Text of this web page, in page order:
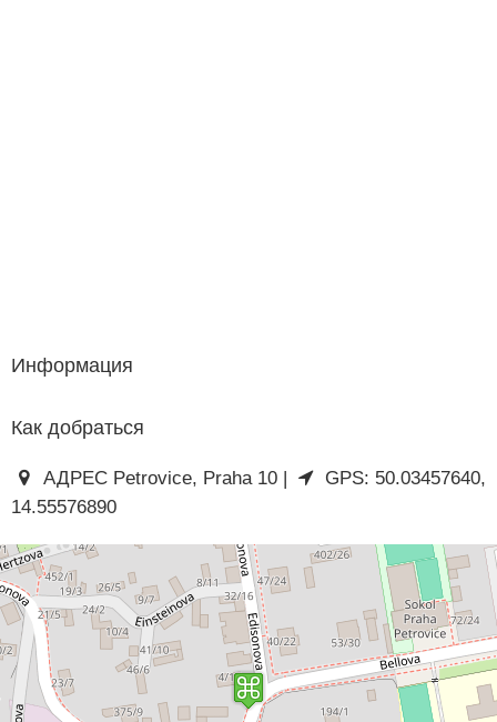
Информация
Как добраться
АДРЕС Petrovice, Praha 10 |
GPS: 50.03457640,
14.55576890